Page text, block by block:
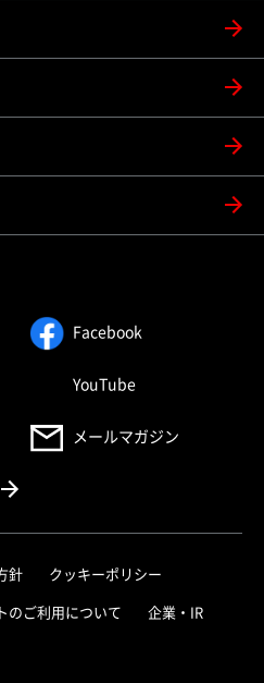
ンドウで開く）Facebook（別ウィンドウ
ウで開く）YouTube（別ウィンドウで
く） メールマガジン
ウィンドウで開く）
針 クッキーポリシー
のご利用について 企業・IR（別ウィ
）